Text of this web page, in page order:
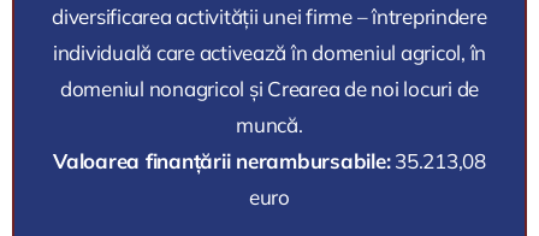
diversificarea activității unei firme – întreprindere
individuală care activează în domeniul agricol, în
domeniul nonagricol și Crearea de noi locuri de
muncă.
Valoarea finanțării nerambursabile:35.213,08
euro